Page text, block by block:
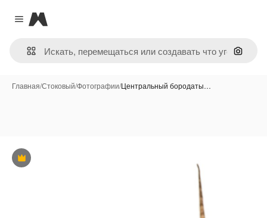
Close menu
Magnific
Поиск
Главная/Стоковый/Фотографии/Центральный бородаты…
Премиум